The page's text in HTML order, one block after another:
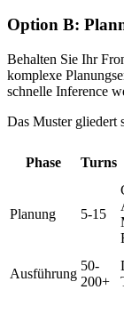
Option B:
Behalten Sie Ihr
komplexe
schnelle Inference
Das Muster gliedert
Phase Turns
Planung 5-15
Ausführung
50-
200+